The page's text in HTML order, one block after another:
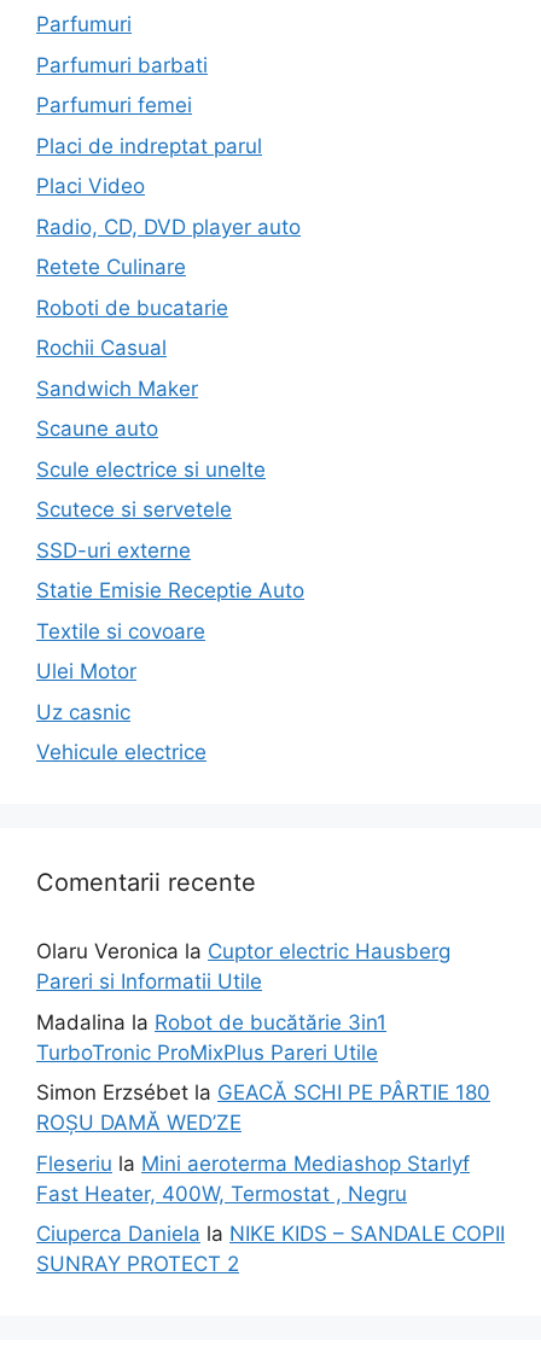
Parfumuri
Parfumuri barbati
Parfumuri femei
Placi de indreptat parul
Placi Video
Radio, CD, DVD player auto
Retete Culinare
Roboti de bucatarie
Rochii Casual
Sandwich Maker
Scaune auto
Scule electrice si unelte
Scutece si servetele
SSD-uri externe
Statie Emisie Receptie Auto
Textile si covoare
Ulei Motor
Uz casnic
Vehicule electrice
Comentarii recente
Olaru Veronica la Cuptor electric Hausberg
Pareri si Informatii Utile
Madalina la Robot de bucătărie 3in1
TurboTronic ProMixPlus Pareri Utile
Simon Erzsébet la GEACĂ SCHI PE PÂRTIE 180
ROȘU DAMĂ WED’ZE
Fleseriu la Mini aeroterma Mediashop Starlyf
Fast Heater, 400W, Termostat , Negru
Ciuperca Daniela la NIKE KIDS – SANDALE COPII
SUNRAY PROTECT 2